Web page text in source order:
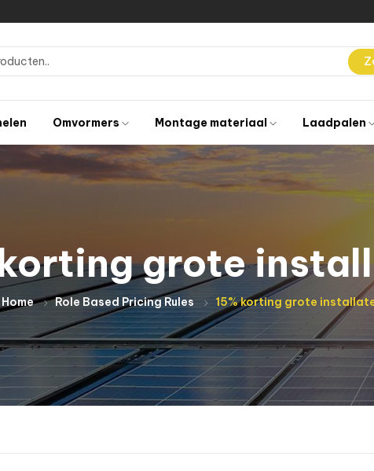
Omvormers Montage materiaal Laadpalen
korting grote
Home Role Based Pricing Rules 15% korting grote